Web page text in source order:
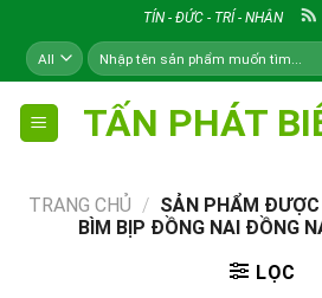
content
TÍN - ĐỨC - TRÍ - NHÂN
Tìm
kiếm:
TẤN PHÁT
TRANG CHỦ / SẢN PHẨM ĐƯỢC
BÌM BỊP ĐỒNG NAI ĐỒNG
LỌC